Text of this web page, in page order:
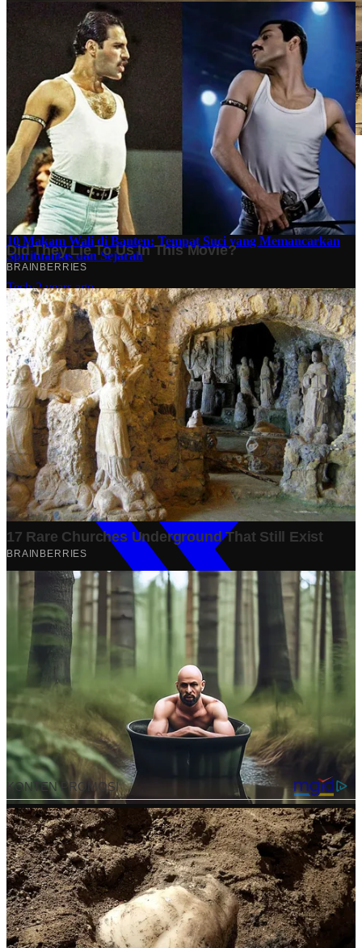
Stok BBM di Indonesia Hanya Tinggal 21 Hari, Apa
Dampaknya bagi Masyarakat?
Finansial·5 months ago
10 Makam Wali di Banten: Tempat Suci yang Memancarkan
Spiritualitas dan Sejarah
Tech·2 years ago
Analisis Bisnis Kopi Kenangan vs Point Coffee: Persaingan
dalam Industri Kopi Indonesia
Bisnis·1 year ago
Share: